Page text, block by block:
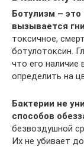
Ботулизм –
вызывается
токсичное,
ботулотоксин.
что его наличие
определить на
Бактерии не
способов
безвоздушной
Их не убивает